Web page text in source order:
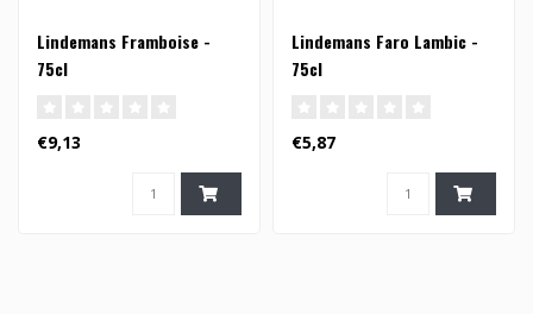
Lindemans Framboise -
75cl
€9,13
Lindemans Faro Lambic -
75cl
€5,87